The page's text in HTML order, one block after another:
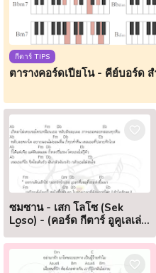
กีตาร์ TIPS
ตารางคอร์ดเปียโน - คีย์บอร์ด
ซมซาน - เสก โลโซ (Sek
Loso) - (คอร์ด กีตาร์ อูคูเลเล่